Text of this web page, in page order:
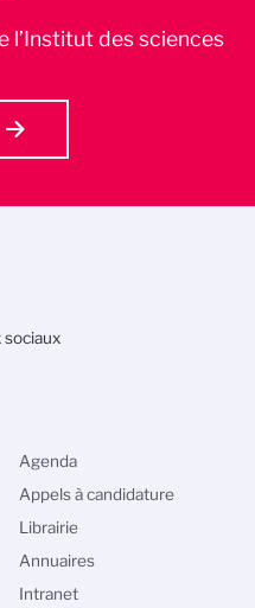
l’Institut des sciences
sociaux
Agenda
Appels à candidature
Librairie
Annuaires
Intranet